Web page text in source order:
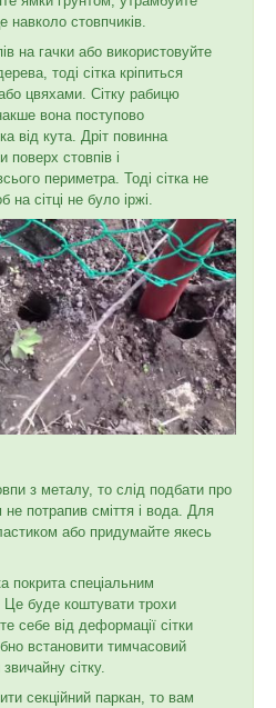
навколо стовпчиків.
на гачки або використовуйте
тоді сітка кріпиться
цвяхами. Сітку рабицю
вона поступово
від кута. Дріт повинна
поверх стовпів і
периметра. Тоді сітка не
сітці не було іржі.
з металу, то слід подбати про
потрапив сміття і вода. Для
або придумайте якесь
покрита спеціальним
Це буде коштувати трохи
себе від деформації сітки
встановити тимчасовий
сітку.
секційний паркан, то вам